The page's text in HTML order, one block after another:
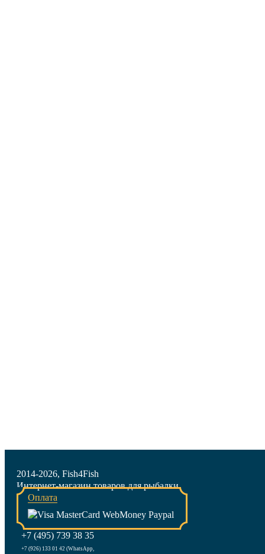
2014-2026, Fish4Fish
Интернет-магазин товаров для рыбалки
Оплата
+7 (495) 739 38 35
+7 (926) 133 01 42 (WhatsApp,